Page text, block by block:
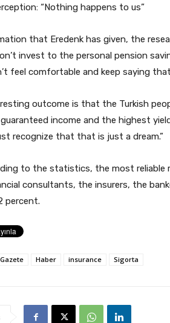
“Nothing happens to us”
that Eredenk has given, the
invest to the personal pension
feel comfortable and keep saying that
outcome is that the Turkish
income and the highest
recognize that that is just a dream.”
to the statistics, the most reliable
consultants, the insurers, the
percent.
Gazete Haber insurance Sigorta